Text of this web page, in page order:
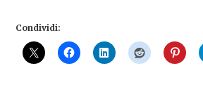
Condividi: